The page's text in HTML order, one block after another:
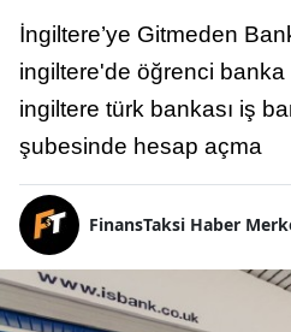
İngiltere’ye Gitmeden
ingiltere'de öğrenci banka
ingiltere türk bankası iş
şubesinde hesap açma
FinansTaksi Haber